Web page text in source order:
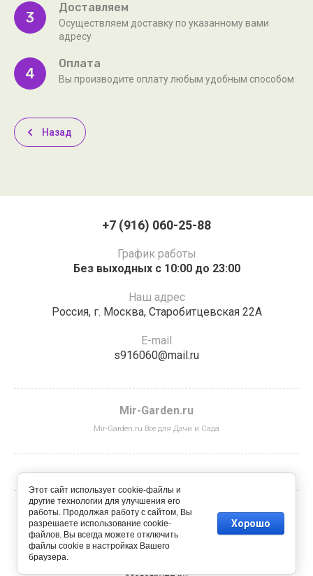
3
Доставляем
Осуществляем доставку по указанному вами
адресу
4
Оплата
Вы производите оплату любым удобным способом
Назад
+7 (916) 060-25-88
График работы
Без выходных с 10:00 до 23:00
Наш адрес
Россия,​ г.​ Москва, Старобитцевская 22А​
E-mail
s916060@mail.ru
Mir-Garden.ru
Mir-Garden.ru Все для Дачи и Сада
© 2023 - 2026
Этот сайт использует cookie-файлы и
другие технологии для улучшения его
работы. Продолжая работу с сайтом, Вы
разрешаете использование cookie-
файлов. Вы всегда можете отключить
файлы cookie в настройках Вашего
браузера.
Хорошо